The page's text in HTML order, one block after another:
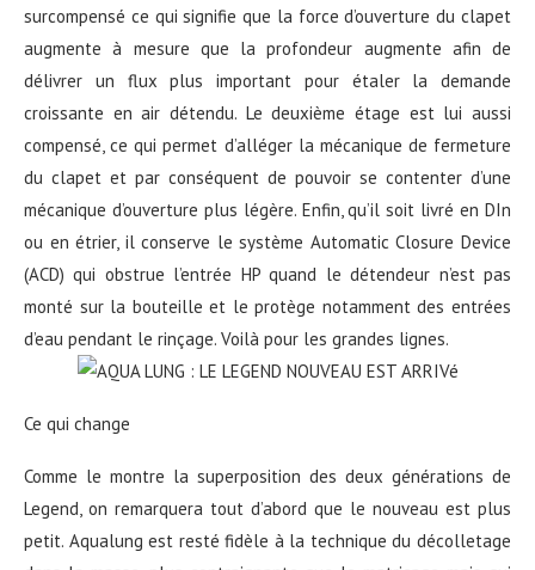
surcompensé ce qui signifie que la force d’ouverture du clapet
augmente à mesure que la profondeur augmente afin de
délivrer un flux plus important pour étaler la demande
croissante en air détendu. Le deuxième étage est lui aussi
compensé, ce qui permet d’alléger la mécanique de fermeture
du clapet et par conséquent de pouvoir se contenter d’une
mécanique d’ouverture plus légère. Enfin, qu’il soit livré en DIn
ou en étrier, il conserve le système Automatic Closure Device
(ACD) qui obstrue l’entrée HP quand le détendeur n’est pas
monté sur la bouteille et le protège notamment des entrées
d’eau pendant le rinçage. Voilà pour les grandes lignes.
Ce qui change
Comme le montre la superposition des deux générations de
Legend, on remarquera tout d’abord que le nouveau est plus
petit. Aqualung est resté fidèle à la technique du décolletage